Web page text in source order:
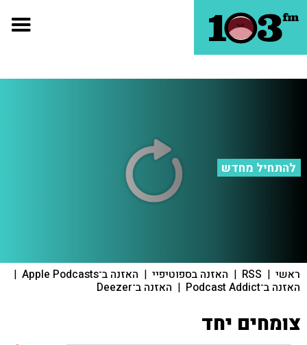
להתחיל מחדש
ראשי |
RSS
| האזנה בספוטיפיי | האזנה ב־Apple Podcasts |
האזנה ב־Podcast Addict | האזנה ב־Deezer
צומחים יחד